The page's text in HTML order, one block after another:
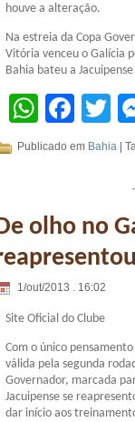
houve a alteração.
Na estreia da Copa
Vitória venceu o Galícia
Bahia bateu a
Publicado em Bahia |
olho no
1/out/2013 . 16:02
Site Oficial do Clube
Com o único
válida pela segunda
Governador, marcada
Jacuipense se
dar início aos